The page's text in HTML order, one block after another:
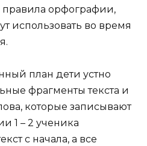
правила орфографии,
использовать во время
план дети устно
фрагменты текста и
которые записывают
1 – 2 ученика
с начала, а все